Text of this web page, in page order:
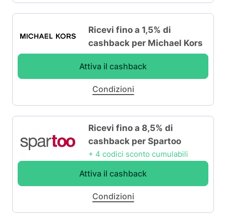
Ricevi fino a 1,5% di
cashback per Michael Kors
Attiva il cashback
Condizioni
Ricevi fino a 8,5% di
cashback per Spartoo
+ 4 codici sconto cumulabili
Attiva il cashback
Condizioni